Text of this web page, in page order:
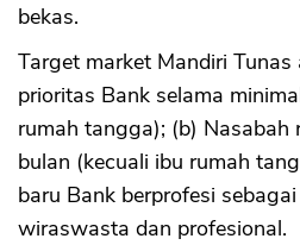
bekas.
Target market Mandiri
prioritas Bank selama
rumah tangga); (b) Nasabah
bulan (kecuali ibu rumah
baru Bank berprofesi
wiraswasta dan profesional.